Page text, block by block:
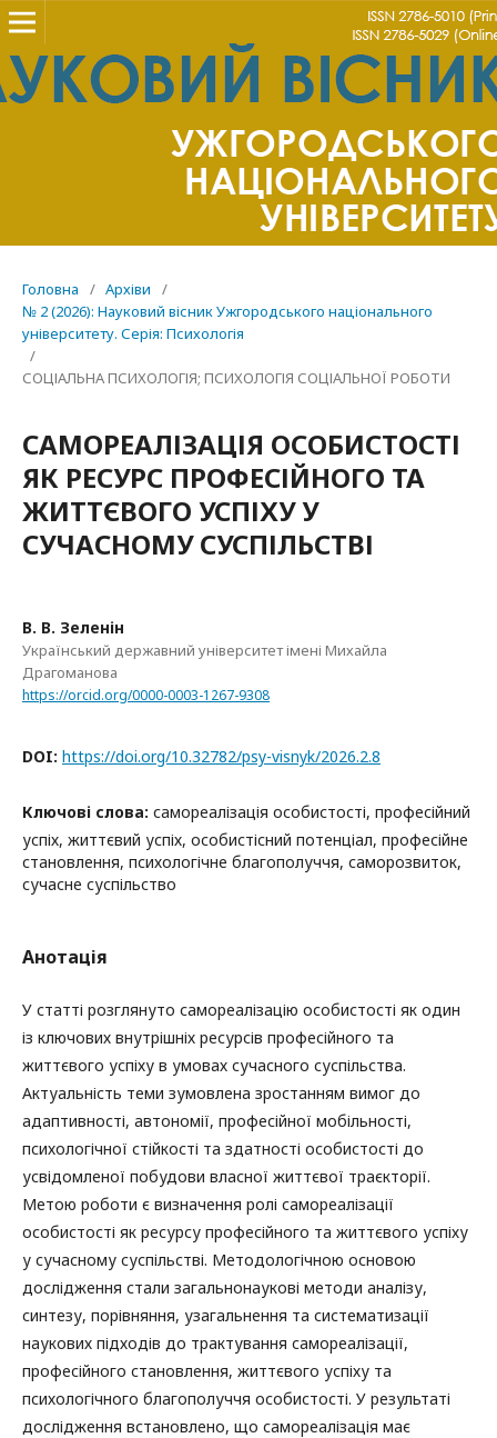
Головна / Архіви
/
№ 2 (2026): Науковий вісник Ужгородського національного
університету. Серія: Психологія
/
СОЦІАЛЬНА ПСИХОЛОГІЯ; ПСИХОЛОГІЯ СОЦІАЛЬНОЇ РОБОТИ
САМОРЕАЛІЗАЦІЯ ОСОБИСТОСТІ
ЯК РЕСУРС ПРОФЕСІЙНОГО ТА
ЖИТТЄВОГО УСПІХУ У
СУЧАСНОМУ СУСПІЛЬСТВІ
В. В. Зеленін
Український державний університет імені Михайла
Драгоманова
https://orcid.org/0000-0003-1267-9308
DOI: https://doi.org/10.32782/psy-visnyk/2026.2.8
Ключові слова: самореалізація особистості, професійний
успіх, життєвий успіх, особистісний потенціал, професійне
становлення, психологічне благополуччя, саморозвиток,
сучасне суспільство
Анотація
У статті розглянуто самореалізацію особистості як один
із ключових внутрішніх ресурсів професійного та
життєвого успіху в умовах сучасного суспільства.
Актуальність теми зумовлена зростанням вимог до
адаптивності, автономії, професійної мобільності,
психологічної стійкості та здатності особистості до
усвідомленої побудови власної життєвої траєкторії.
Метою роботи є визначення ролі самореалізації
особистості як ресурсу професійного та життєвого успіху
у сучасному суспільстві. Методологічною основою
дослідження стали загальнонаукові методи аналізу,
синтезу, порівняння, узагальнення та систематизації
наукових підходів до трактування самореалізації,
професійного становлення, життєвого успіху та
психологічного благополуччя особистості. У результаті
дослідження встановлено, що самореалізація має